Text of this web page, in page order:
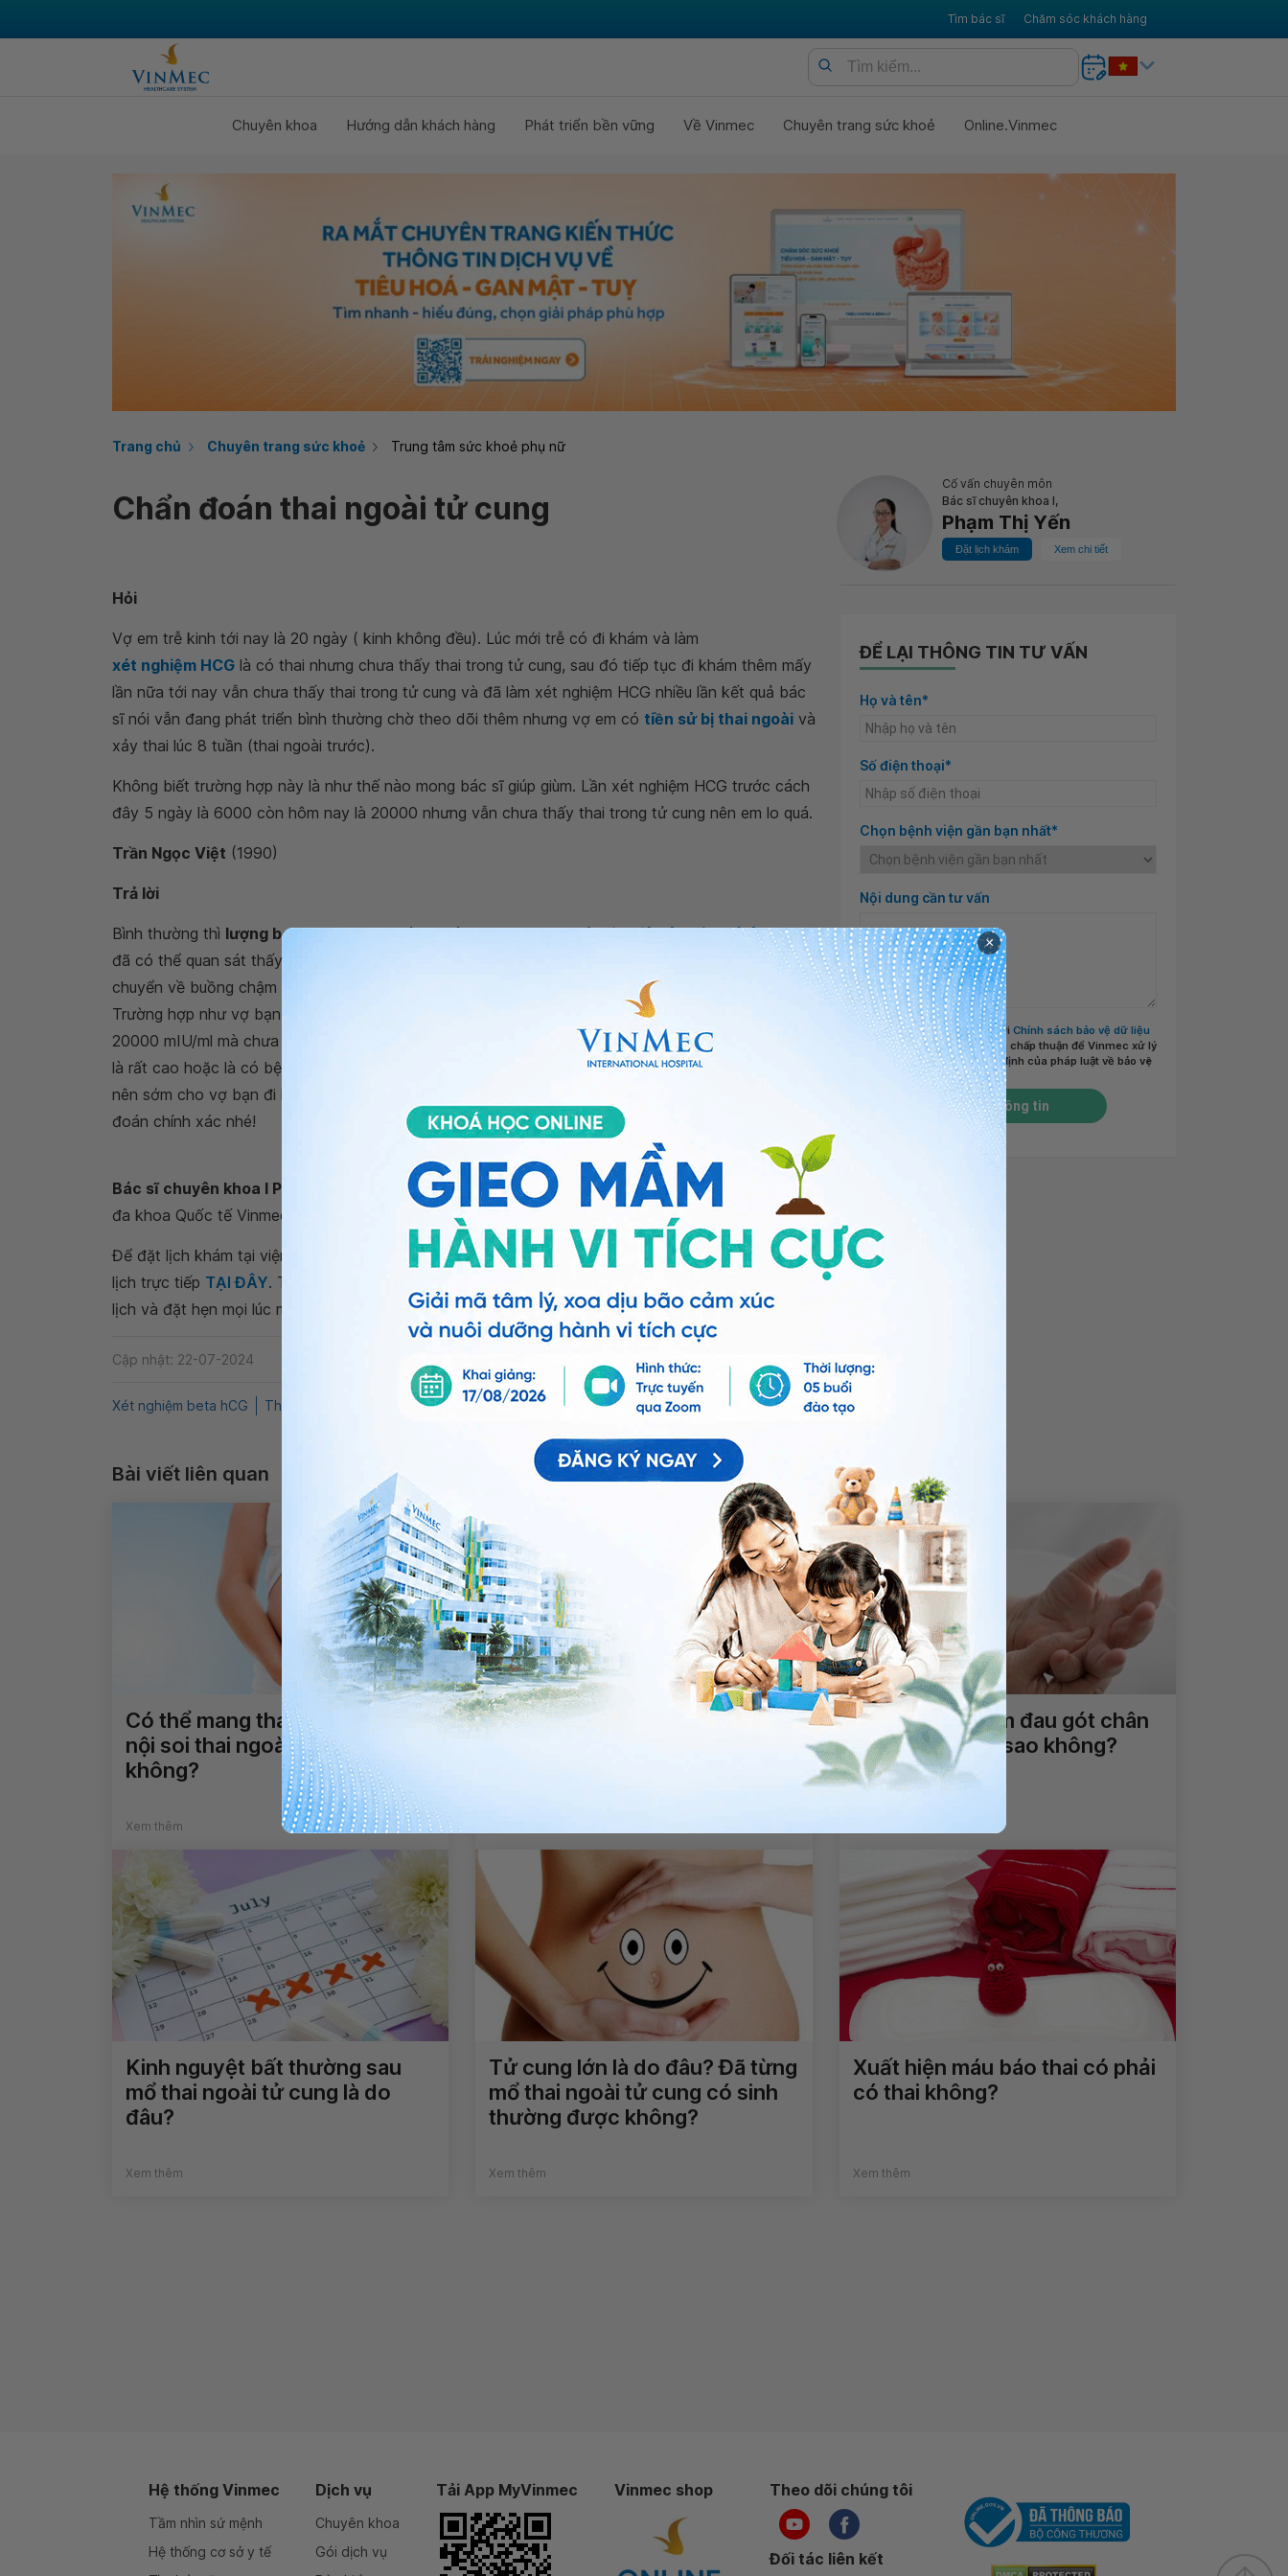
Tìm bác sĩ Chăm sóc khách hàng
Chuyên khoa Hướng dẫn khách hàng Phát triển bền vững Về Vinmec Chuyên trang sức khoẻ Online.Vinmec
Trang chủ Chuyên trang sức khoẻ Trung tâm sức khoẻ phụ nữ
Chẩn đoán thai ngoài tử cung
Cố vấn chuyên môn
Bác sĩ chuyên khoa I,
Phạm Thị Yến
Đặt lịch khám Xem chi tiết
Hỏi
Vợ em trễ kinh tới nay là 20 ngày ( kinh không đều). Lúc mới trễ có đi khám và làm
xét nghiệm HCG là có thai nhưng chưa thấy thai trong tử cung, sau đó tiếp tục đi khám thêm mấy
lần nữa tới nay vẫn chưa thấy thai trong tử cung và đã làm xét nghiệm HCG nhiều lần kết quả bác
sĩ nói vẫn đang phát triển bình thường chờ theo dõi thêm nhưng vợ em có tiền sử bị thai ngoài và
xảy thai lúc 8 tuần (thai ngoài trước).
Không biết trường hợp này là như thế nào mong bác sĩ giúp giùm. Lần xét nghiệm HCG trước cách
đây 5 ngày là 6000 còn hôm nay là 20000 nhưng vẫn chưa thấy thai trong tử cung nên em lo quá.
Trần Ngọc Việt (1990)
Trả lời
Bình thường thì lượng beta HCGtrong máu khoảng 1500 mIU/ ml là trênsiêu âm đầu dò âm đạo
đã có thể quan sát thấy hình ảnh túi ối trong buồng tử cung rồi. Nhưng có 1 số trường hợp thai di
chuyển về buồng chậm hơn thì lượng beta HCG có thể cao hơn mới nhìn thấy hình ảnh túi ối.
Trường hợp như vợ bạn đã có tiền sử thai ngoài tử cung 1 lần + chậm kinh > 20 ngày + beta HCG
20000 mIU/ml mà chưa quan sát thấy hình ảnh túi thai trong tử cung thì khả năng thai nằm lạc chỗ
là rất cao hoặc là có bệnh lý
) rất nguy hiểm. Vì vậy, tốt nhất là bạn
nên sớm cho vợ bạn đi khám tại các Hệ thống y tế Vinmec chuyên khoa Sản để khám và chẩn
đoán chính xác nhé!
Bác sĩ chuyên khoa I Phạm Thị Yến - Bác sĩ Chuyên khoa Sản
- Khoa Sản phụ khoa - Bệnh viện
đa khoa Quốc tế Vinmec Hải Phòng
Để đặt lịch khám tại viện, Quý khách vui lòng bấm số HOTLINE , đặt mua GÓI DỊCH VỤhoặc đặt
lịch trực tiếp TẠI ĐÂY. Tải và đặt lịch khám tự động trên ứng dụng My Vinmec để quản lý, theo dõi
lịch và đặt hẹn mọi lúc mọi nơi ngay trên ứng dụng.
Cập nhật: 22-07-2024 Chia sẻ
Xét nghiệm beta hCG Thai trứng Siêu âm đầu dò âm đạo Thai ngoài tử cung QnA
ĐỂ LẠI THÔNG TIN TƯ VẤN
Họ và tên*
Số điện thoại*
Chọn bệnh viện gần bạn nhất*
Nội dung cần tư vấn
Tôi đã đọc và đồng ý với Chính sách bảo vệ dữ liệu
cá nhân của Vinmecvà chấp thuận để Vinmec xử lý
DLCN của tôi theo quy định của pháp luật về bảo vệ
*
Gửi thông tin
Bài viết liên quan
Có thể mang thai sau khi đã mổ
nội soi thai ngoài tử cung
không?
Xem thêm
Ra máu trong giai đoạn sớm
Tê cánh tay kèm đau gót chân
khi ngủ dậy có sao không?
Kinh nguyệt bất thường sau
mổ thai ngoài tử cung là do
đâu?
Xem thêm
Tử cung lớn là do đâu? Đã từng
mổ thai ngoài tử cung có sinh
thường được không?
Xem thêm
Xuất hiện máu báo thai có phải
có thai không?
Xem thêm
Hệ thống Vinmec
Tầm nhìn sứ mệnh
Hệ thống cơ sở y tế
Dịch vụ
Chuyên khoa
Gói dịch vụ
Tải App MyVinmec Vinmec shop Theo dõi chúng tôi
Đối tác liên kết
×